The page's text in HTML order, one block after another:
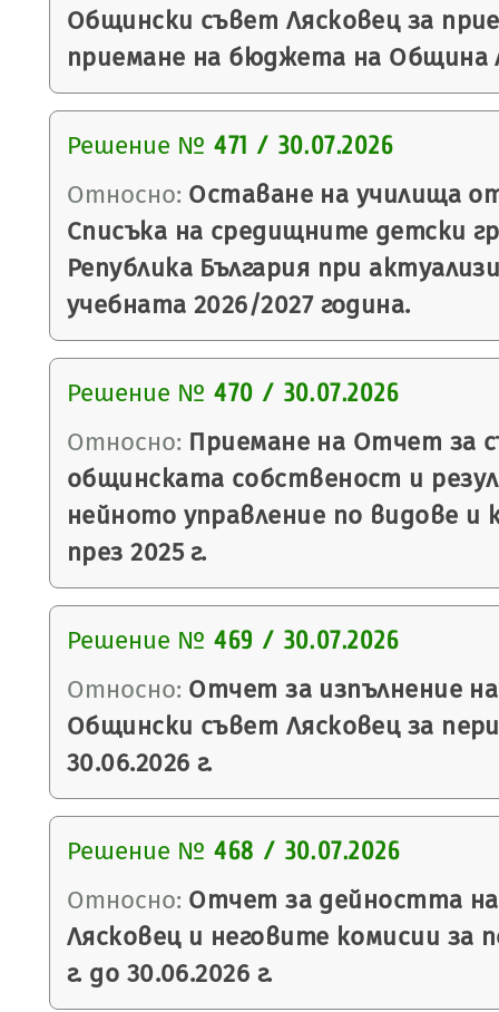
Общински съвет Лясковец за
приемане на бюджета на Община
Решение № 471 / 30.07.2026
Относно: Оставане на училища
Списъка на средищните детски
Република България при
учебната 2026/2027 година.
Решение № 470 / 30.07.2026
Относно: Приемане на Отчет за
общинската собственост и
нейното управление по видове и
през 2025 г.
Решение № 469 / 30.07.2026
Относно: Отчет за изпълнение
Общински съвет Лясковец за
30.06.2026 г.
Решение № 468 / 30.07.2026
Относно: Отчет за дейността
Лясковец и неговите комисии за
г. до 30.06.2026 г.